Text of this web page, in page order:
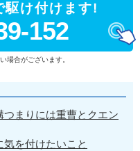
駆け付けます!
152
場合がございます。
まりには重曹とクエン
気を付けたいこと